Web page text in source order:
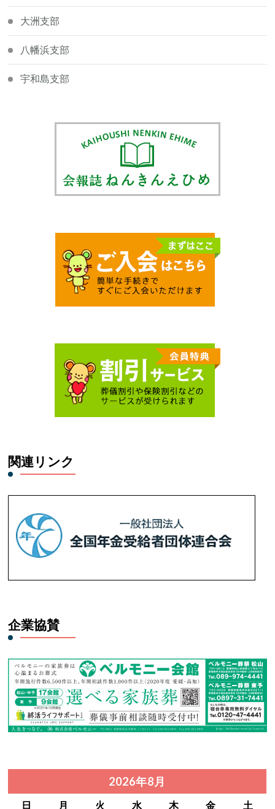
大洲支部
八幡浜支部
宇和島支部
関連リンク
企業協賛
2026年8月
日 月 火 水 木 金 土